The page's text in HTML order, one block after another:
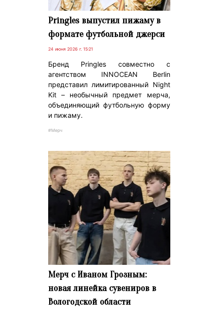
Pringles выпустил пижаму в
формате футбольной джерси
24 июня 2026 г. 15:21
Бренд Pringles совместно с
агентством INNOCEAN Berlin
представил лимитированный Night
Kit – необычный предмет мерча,
объединяющий футбольную форму
и пижаму.
#Мерч
Мерч с Иваном Грозным:
новая линейка сувениров в
Вологодской области